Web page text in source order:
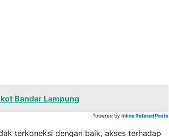
Bandar Lampung
Powered by Inline Related Posts
terkoneksi dengan baik, akses terhadap